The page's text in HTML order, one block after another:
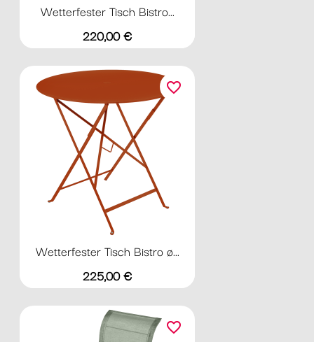
Wetterfester Tisch Bistro...
Preis
220,00 €
Wetterfester Tisch Bistro ø...
Preis
225,00 €
favorite_border
favorite_border